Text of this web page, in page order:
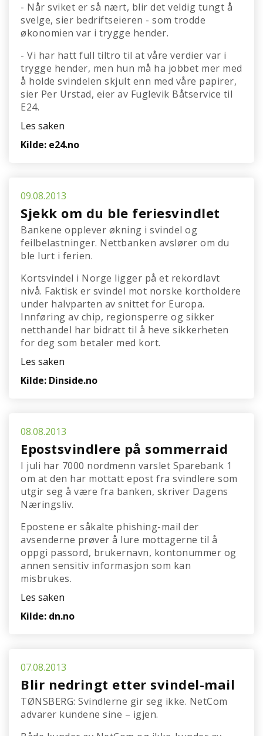
- Når sviket er så nært, blir det veldig tungt å
svelge, sier bedriftseieren - som trodde
økonomien var i trygge hender.
- Vi har hatt full tiltro til at våre verdier var i
trygge hender, men hun må ha jobbet mer med
å holde svindelen skjult enn med våre papirer,
sier Per Urstad, eier av Fuglevik Båtservice til
E24.
Les saken
Kilde: e24.no
09.08.2013
Sjekk om du ble feriesvindlet
Bankene opplever økning i svindel og
feilbelastninger. Nettbanken avslører om du
ble lurt i ferien.
Kortsvindel i Norge ligger på et rekordlavt
nivå. Faktisk er svindel mot norske kortholdere
under halvparten av snittet for Europa.
Innføring av chip, regionsperre og sikker
netthandel har bidratt til å heve sikkerheten
for deg som betaler med kort.
Les saken
Kilde: Dinside.no
08.08.2013
Epostsvindlere på sommerraid
I juli har 7000 nordmenn varslet Sparebank 1
om at den har mottatt epost fra svindlere som
utgir seg å være fra banken, skriver Dagens
Næringsliv.
Epostene er såkalte phishing-mail der
avsenderne prøver å lure mottagerne til å
oppgi passord, brukernavn, kontonummer og
annen sensitiv informasjon som kan
misbrukes.
Les saken
Kilde: dn.no
07.08.2013
Blir nedringt etter svindel-mail
TØNSBERG: Svindlerne gir seg ikke. NetCom
advarer kundene sine – igjen.